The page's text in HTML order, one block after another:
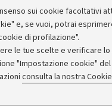
sui cookie facoltativi
e, se vuoi, potrai
di profilazione".
le tue scelte e verificare
"Impostazione cookie"
consulta la nostra
Archivio
Comunicati stampa
Redazione
Rassegna stampa